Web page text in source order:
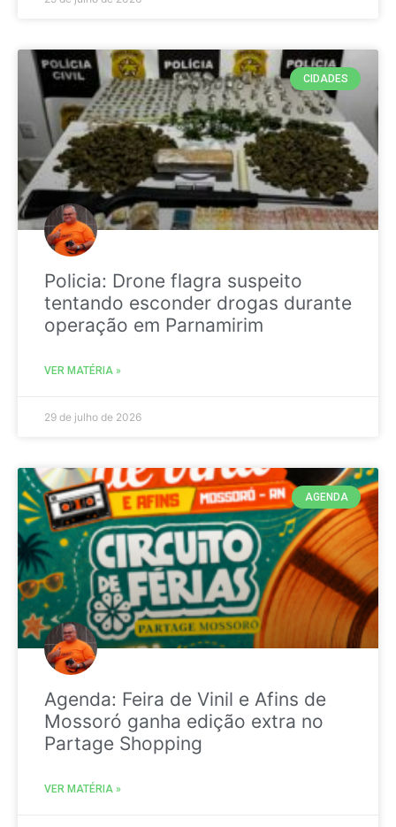
CIDADES
Policia: Drone flagra suspeito
tentando esconder drogas durante
operação em Parnamirim
VER MATÉRIA »
29 de julho de 2026
AGENDA
Agenda: Feira de Vinil e Afins de
Mossoró ganha edição extra no
Partage Shopping
VER MATÉRIA »